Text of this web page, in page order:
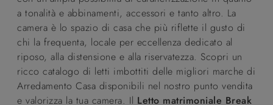
a tonalità e abbinamenti, accessori e tanto altro. La
camera è lo spazio di casa che più riflette il gusto di
chi la frequenta, locale per eccellenza dedicato al
riposo, alla distensione e alla riservatezza. Scopri un
ricco catalogo di letti imbottiti delle migliori marche di
Arredamento Casa disponibili nel nostro punto vendita
e valorizza la tua camera. Il Letto matrimoniale Break